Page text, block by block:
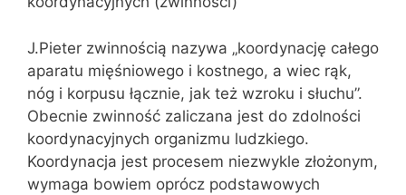
J.Pieter zwinnością nazywa „koordynację całego
aparatu mięśniowego i kostnego, a wiec rąk,
nóg i korpusu łącznie, jak też wzroku i słuchu”.
Obecnie zwinność zaliczana jest do zdolności
koordynacyjnych organizmu ludzkiego.
Koordynacja jest procesem niezwykle złożonym,
wymaga bowiem oprócz podstawowych